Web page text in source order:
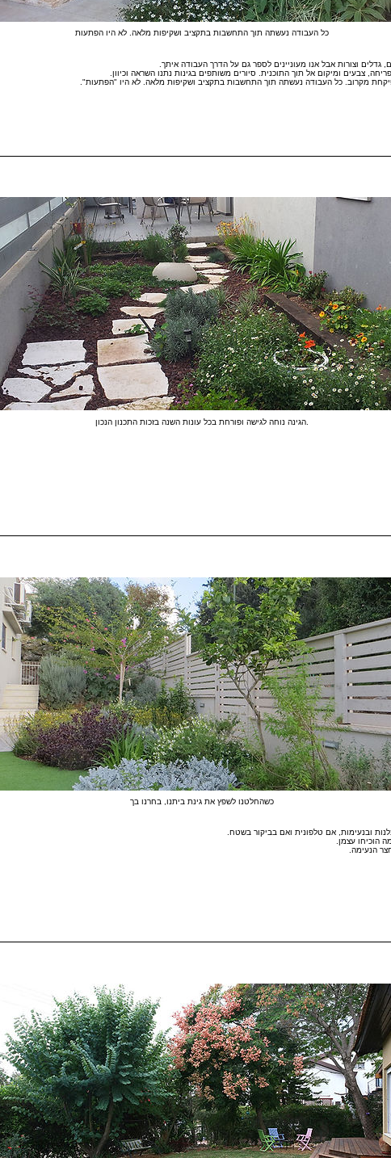
כל העבודה נעשתה תוך התחשבות בתקציב ושקיפות מלאה. לא היו הפתעות
וצורות אבל אנו מעוניינים לספר גם על הדרך העבודה איתך.
צבעים ומיקום אל תוך התוכנית. סיורים משותפים בגינות נתנו השראה וכיוון.
מקרוב. כל העבודה נעשתה תוך התחשבות בתקציב ושקיפות מלאה. לא היו "הפתעות".
כשהחלטנו לשפץ את גינת ביתנו, בחרנו בך
ובנעימות, אם טלפונית ואם בביקור בשטח.
הוכיחו עצמן.
הנעימה.